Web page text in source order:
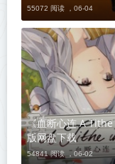
55072 阅读 ， 06-04
《血断心连 A
版网盘下载
54841 阅读 ， 06-02